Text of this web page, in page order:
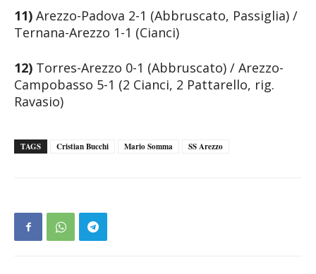
11) Arezzo-Padova 2-1 (Abbruscato, Passiglia) /
Ternana-Arezzo 1-1 (Cianci)
12) Torres-Arezzo 0-1 (Abbruscato) / Arezzo-
Campobasso 5-1 (2 Cianci, 2 Pattarello, rig.
Ravasio)
TAGS Cristian Bucchi Mario Somma SS Arezzo